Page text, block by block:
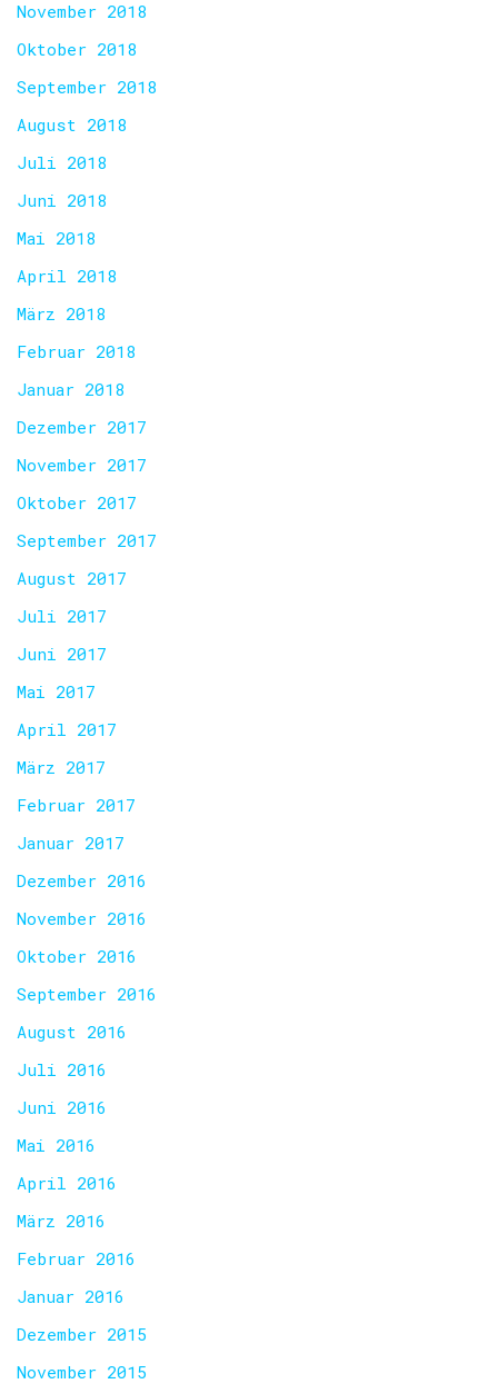
November 2018
Oktober 2018
September 2018
August 2018
Juli 2018
Juni 2018
Mai 2018
April 2018
März 2018
Februar 2018
Januar 2018
Dezember 2017
November 2017
Oktober 2017
September 2017
August 2017
Juli 2017
Juni 2017
Mai 2017
April 2017
März 2017
Februar 2017
Januar 2017
Dezember 2016
November 2016
Oktober 2016
September 2016
August 2016
Juli 2016
Juni 2016
Mai 2016
April 2016
März 2016
Februar 2016
Januar 2016
Dezember 2015
November 2015